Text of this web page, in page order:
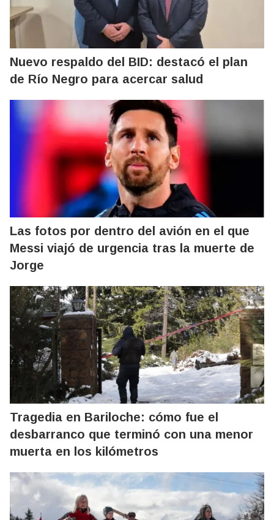
Nuevo respaldo del BID: destacó el plan
de Río Negro para acercar salud
Las fotos por dentro del avión en el que
Messi viajó de urgencia tras la muerte de
Jorge
Tragedia en Bariloche: cómo fue el
desbarranco que terminó con una menor
muerta en los kilómetros